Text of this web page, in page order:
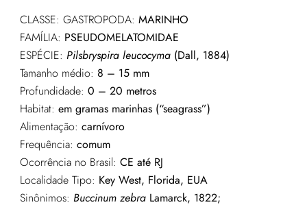
CLASSE: GASTROPODA: MARINHO
FAMÍLIA: PSEUDOMELATOMIDAE
ESPÉCIE: Pilsbryspira leucocyma(Dall, 1884)
Tamanho médio: 8 – 15 mm
Profundidade: 0 – 20 metros
Habitat: em gramas marinhas (“seagrass”)
Alimentação: carnívoro
Frequência: comum
Ocorrência no Brasil: CE até RJ
Localidade Tipo: Key West, Florida, EUA
Sinônimos: Buccinum zebraLamarck, 1822;